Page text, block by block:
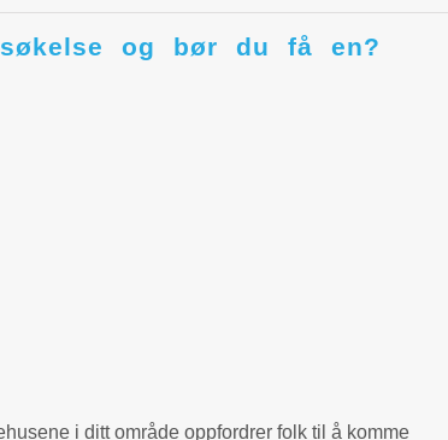
og bør du få en?
i ditt område oppfordrer folk til å komme